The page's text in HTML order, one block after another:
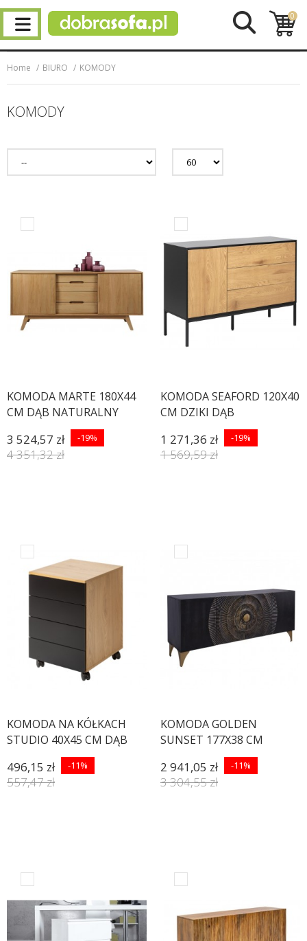
0
Home BIURO KOMODY
KOMODY
KOMODA MARTE 180X44
CM DĄB NATURALNY
3 524,57 zł -19%
4 351,32 zł
KOMODA SEAFORD 120X40
CM DZIKI DĄB
1 271,36 zł -19%
1 569,59 zł
KOMODA NA KÓŁKACH
STUDIO 40X45 CM DĄB
NATURALNY
496,15 zł -11%
557,47 zł
KOMODA GOLDEN
SUNSET 177X38 CM
MANGO CZARNA
2 941,05 zł -11%
3 304,55 zł